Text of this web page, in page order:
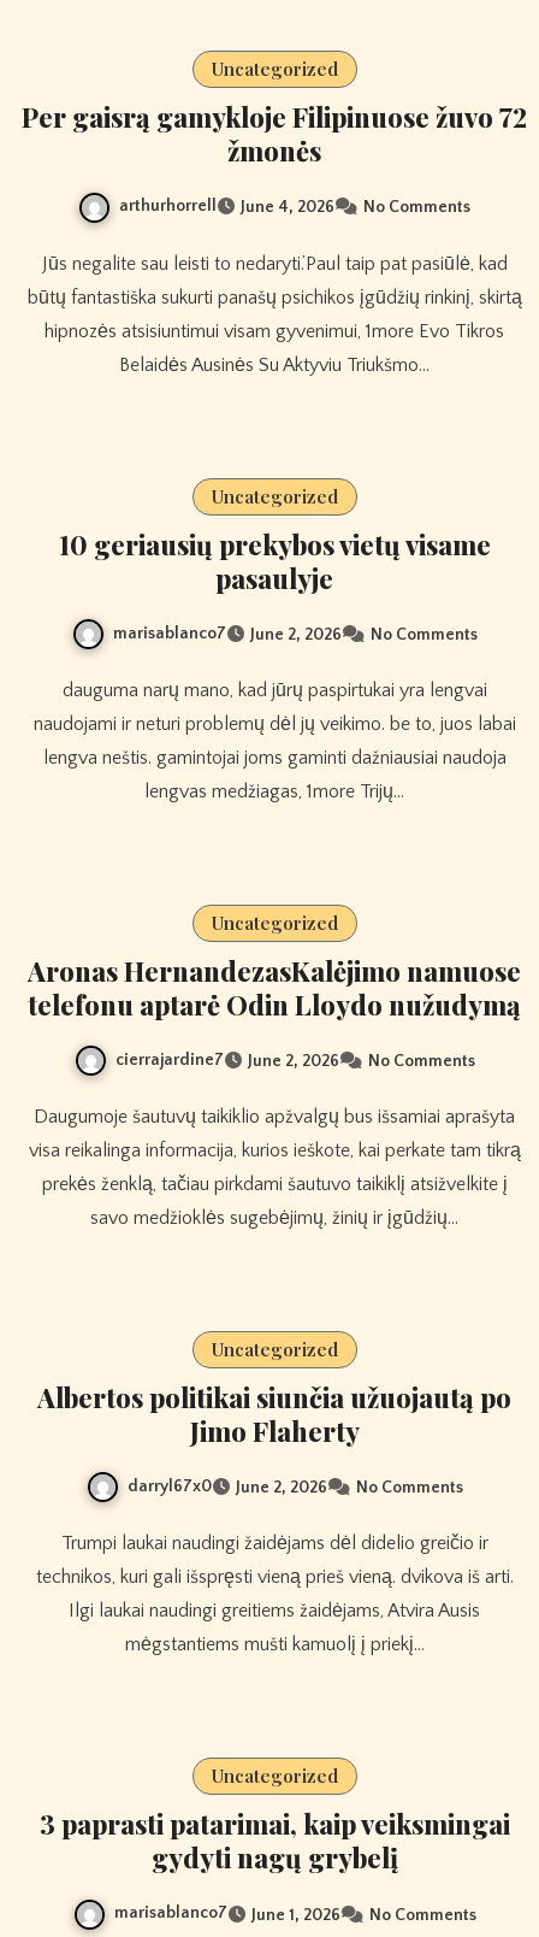
Uncategorized
Per gaisrą gamykloje Filipinuose žuvo 72
žmonės
arthurhorrell June 4, 2026 No Comments
Jūs negalite sau leisti to nedaryti.’Paul taip pat pasiūlė, kad
būtų fantastiška sukurti panašų psichikos įgūdžių rinkinį, skirtą
hipnozės atsisiuntimui visam gyvenimui, 1more Evo Tikros
Belaidės Ausinės Su Aktyviu Triukšmo…
Uncategorized
10 geriausių prekybos vietų visame
pasaulyje
marisablanco7 June 2, 2026 No Comments
dauguma narų mano, kad jūrų paspirtukai yra lengvai
naudojami ir neturi problemų dėl jų veikimo. be to, juos labai
lengva neštis. gamintojai joms gaminti dažniausiai naudoja
lengvas medžiagas, 1more Trijų…
Uncategorized
Aronas HernandezasKalėjimo namuose
telefonu aptarė Odin Lloydo nužudymą
cierrajardine7 June 2, 2026 No Comments
Daugumoje šautuvų taikiklio apžvalgų bus išsamiai aprašyta
visa reikalinga informacija, kurios ieškote, kai perkate tam tikrą
prekės ženklą, tačiau pirkdami šautuvo taikiklį atsižvelkite į
savo medžioklės sugebėjimų, žinių ir įgūdžių…
Uncategorized
Albertos politikai siunčia užuojautą po
Jimo Flaherty
darryl67x0 June 2, 2026 No Comments
Trumpi laukai naudingi žaidėjams dėl didelio greičio ir
technikos, kuri gali išspręsti vieną prieš vieną. dvikova iš arti.
Ilgi laukai naudingi greitiems žaidėjams, Atvira Ausis
mėgstantiems mušti kamuolį į priekį…
Uncategorized
3 paprasti patarimai, kaip veiksmingai
gydyti nagų grybelį
marisablanco7 June 1, 2026 No Comments